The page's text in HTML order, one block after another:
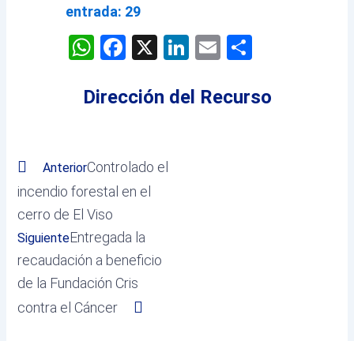
entrada: 29
WhatsApp
Facebook
X LinkedIn
Email
Dirección del Recurso
AnteriorControlado el
incendio forestal en el
cerro de El Viso
SiguienteEntregada la
recaudación a beneficio
de la Fundación Cris
contra el Cáncer